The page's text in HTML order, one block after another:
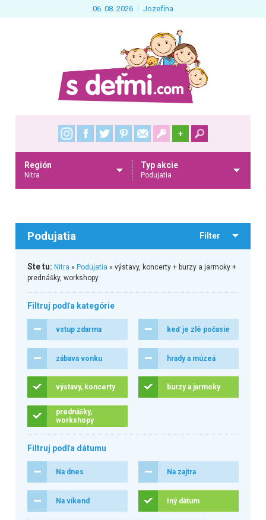
06. 08. 2026 Jozefína
+
Región
Nitra
Typ akcie
Podujatia
Podujatia Filter
Ste tu: Nitra » Podujatia » výstavy, koncerty + burzy a jarmoky +
prednášky, workshopy
Filtruj podľa kategórie
vstup zdarma keď je zlé počasie
zábava vonku hrady a múzeá
výstavy, koncerty burzy a jarmoky
prednášky,
workshopy
Filtruj podľa dátumu
Na dnes Na zajtra
Na víkend Iný dátum